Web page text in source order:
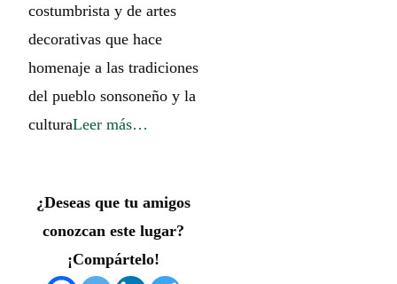
costumbrista y de artes
decorativas que hace
homenaje a las tradiciones
del pueblo sonsoneño y la
culturaLeer más…
¿Deseas que tu amigos
conozcan este lugar?
¡Compártelo!